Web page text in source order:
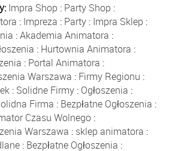
Impra Shop : Party Shop :
: Impreza : Party : Impra Sklep :
:Akademia Animatora :
: Hurtownia Animatora :
: Portal Animatora :
Warszawa : Firmy Regionu :
: Solidne Firmy: Ogłoszenia :
Firma : Bezpłatne Ogłoszenia :
Czasu Wolnego:
Warszawa : sklep animatora :
: Bezpłatne Ogłoszenia :